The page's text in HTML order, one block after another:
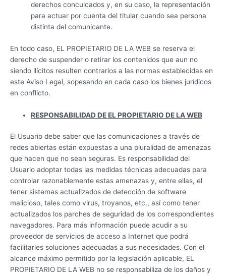
derechos conculcados y, en su caso, la representación
para actuar por cuenta del titular cuando sea persona
distinta del comunicante.
En todo caso, EL PROPIETARIO DE LA WEB se reserva el
derecho de suspender o retirar los contenidos que aun no
siendo ilícitos resulten contrarios a las normas establecidas en
este Aviso Legal, sopesando en cada caso los bienes jurídicos
en conflicto.
RESPONSABILIDAD DE EL PROPIETARIO DE LA WEB
El Usuario debe saber que las comunicaciones a través de
redes abiertas están expuestas a una pluralidad de amenazas
que hacen que no sean seguras. Es responsabilidad del
Usuario adoptar todas las medidas técnicas adecuadas para
controlar razonablemente estas amenazas y, entre ellas, el
tener sistemas actualizados de detección de software
malicioso, tales como virus, troyanos, etc., así como tener
actualizados los parches de seguridad de los correspondientes
navegadores. Para más información puede acudir a su
proveedor de servicios de acceso a Internet que podrá
facilitarles soluciones adecuadas a sus necesidades. Con el
alcance máximo permitido por la legislación aplicable, EL
PROPIETARIO DE LA WEB no se responsabiliza de los daños y